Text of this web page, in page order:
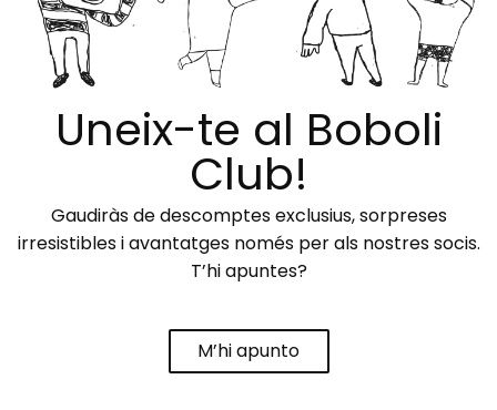
Uneix-te al Boboli
Club!
Gaudiràs de descomptes exclusius, sorpreses
irresistibles i avantatges només per als nostres socis.
T’hi apuntes?
M’hi apunto